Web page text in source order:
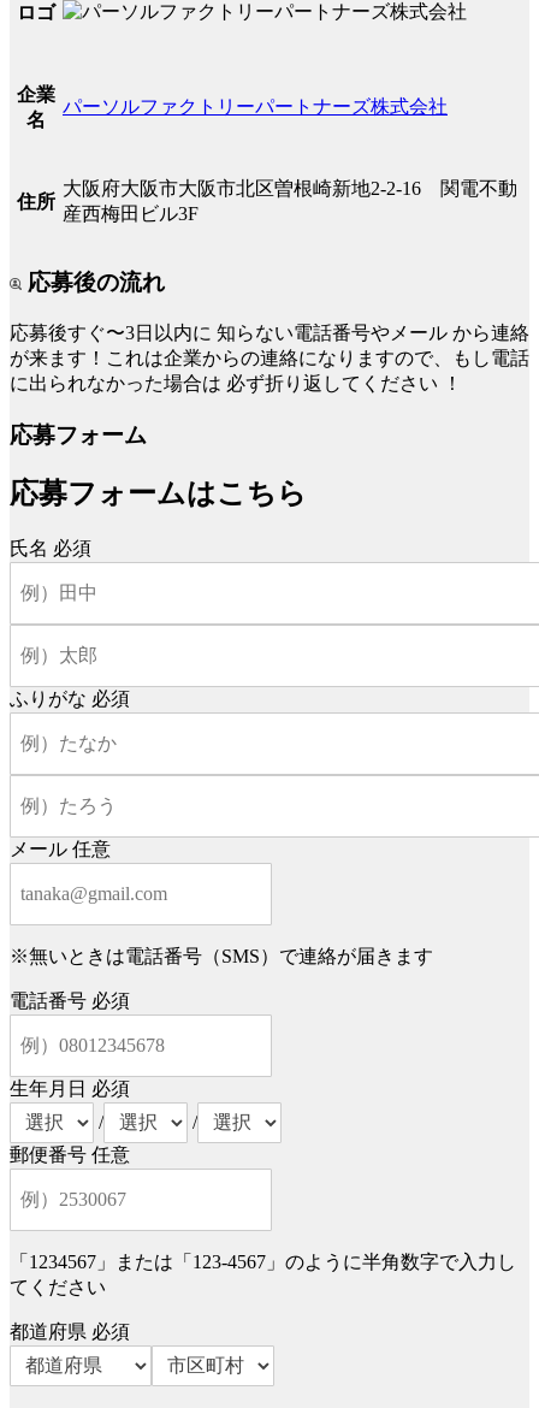
ロゴ
企業
名
パーソルファクトリーパートナーズ株式会社
住所
大阪府大阪市大阪市北区曽根崎新地2-2-16 関電不動
産西梅田ビル3F
応募後の流れ
応募後すぐ〜3日以内に 知らない電話番号やメール から連絡
が来ます！これは企業からの連絡になりますので、もし電話
に出られなかった場合は 必ず折り返してください ！
応募フォーム
応募フォームはこちら
氏名 必須
ふりがな 必須
メール 任意
※無いときは電話番号（SMS）で連絡が届きます
電話番号 必須
生年月日 必須
/
/
郵便番号 任意
「1234567」または「123-4567」のように半角数字で入力し
てください
都道府県 必須